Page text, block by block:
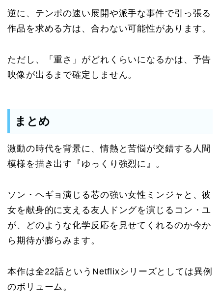
逆に、テンポの速い展開や派手な事件で引っ張る
作品を求める方は、合わない可能性があります。
ただし、「重さ」がどれくらいになるかは、予告
映像が出るまで確定しません。
まとめ
激動の時代を背景に、情熱と苦悩が交錯する人間
模様を描き出す『ゆっくり強烈に』。
ソン・ヘギョ演じる芯の強い女性ミンジャと、彼
女を献身的に支える友人ドングを演じるコン・ユ
が、どのような化学反応を見せてくれるのか今か
ら期待が膨らみます。
本作は全22話というNetflixシリーズとしては異例
のボリューム。